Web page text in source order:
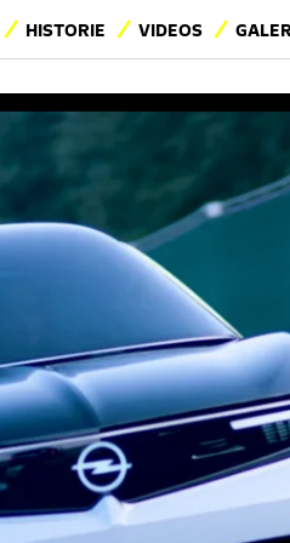
HISTORIE VIDEOS